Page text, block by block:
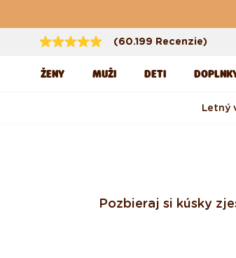
(60.199 Recenzie)
ŽENY MUŽI DETI
Letný
Pozbieraj si kúsky z